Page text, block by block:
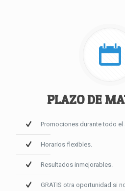
PLAZO DE
Promociones durante todo el
Horarios flexibles.
Resultados inmejorables.
GRATIS otra oportunidad si